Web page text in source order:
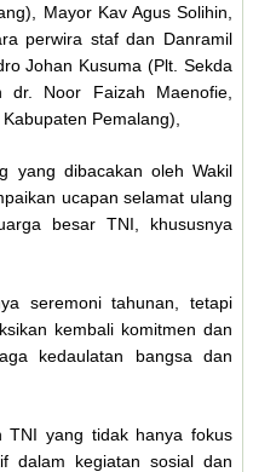
Mayor Kav Agus Solihin,
perwira staf dan Danramil
Johan Kusuma (Plt. Sekda
dr. Noor Faizah Maenofie,
Pemalang),
yang dibacakan oleh Wakil
ucapan selamat ulang
besar TNI, khususnya
seremoni tahunan, tetapi
kembali komitmen dan
kedaulatan bangsa dan
yang tidak hanya fokus
dalam kegiatan sosial dan